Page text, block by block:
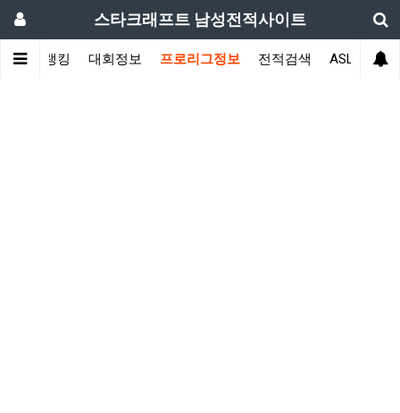
스타크래프트 남성전적사이트
전적랭킹 대회정보 프로리그정보 전적검색 ASL 일